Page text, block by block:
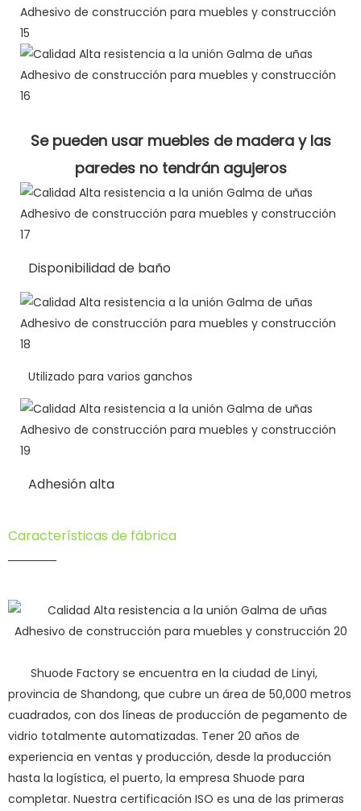
Se pueden usar muebles de madera y las
paredes no tendrán agujeros
Disponibilidad de baño
Utilizado para varios ganchos
Adhesión alta
Características de fábrica
Shuode Factory se encuentra en la ciudad de Linyi,
provincia de Shandong, que cubre un área de 50,000 metros
cuadrados, con dos líneas de producción de pegamento de
vidrio totalmente automatizadas. Tener 20 años de
experiencia en ventas y producción, desde la producción
hasta la logística, el puerto, la empresa Shuode para
completar. Nuestra certificación ISO es una de las primeras